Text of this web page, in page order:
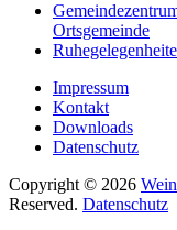
Ortsgemeinde
Impressum
Kontakt
Downloads
Datenschutz
Copyright © 2026
Reserved. Datenschutz